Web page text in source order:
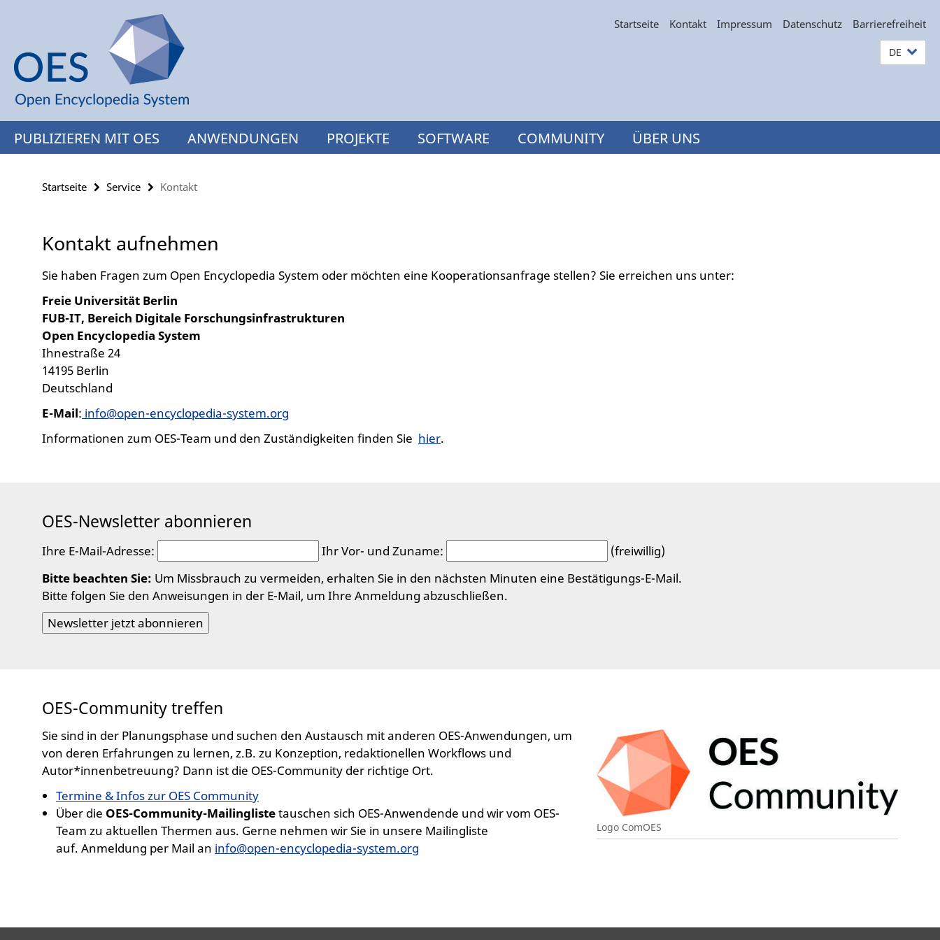
Inhalt
Startseite Kontakt Impressum Datenschutz Barrierefreiheit
DE
PUBLIZIEREN MIT OES ANWENDUNGEN PROJEKTE SOFTWARE COMMUNITY ÜBER UNS
Startseite Service Kontakt
Kontakt aufnehmen
Sie haben Fragen zum Open Encyclopedia System oder möchten eine Kooperationsanfrage stellen? Sie erreichen uns unter:
Freie Universität Berlin
FUB-IT, Bereich Digitale Forschungsinfrastrukturen
Open Encyclopedia System
Ihnestraße 24
14195 Berlin
Deutschland
E-Mail: info@open-encyclopedia-system.org
Informationen zum OES-Team und den Zuständigkeiten finden Sie hier.
OES-Newsletter abonnieren
Ihre E-Mail-Adresse: Ihr Vor- und Zuname:
(freiwillig)
Bitte beachten Sie: Um Missbrauch zu vermeiden, erhalten Sie in den nächsten Minuten eine Bestätigungs-E-Mail.
Bitte folgen Sie den Anweisungen in der E-Mail, um Ihre Anmeldung abzuschließen.
OES-Community treffen
Logo ComOES
Sie sind in der Planungsphase und suchen den Austausch mit anderen OES-Anwendungen, um
von deren Erfahrungen zu lernen, z.B. zu Konzeption, redaktionellen Workflows und
Autor*innenbetreuung? Dann ist die OES-Community der richtige Ort.
Termine & Infos zur OES Community
Über die OES-Community-Mailinglistetauschen sich OES-Anwendende und wir vom OES-
Team zu aktuellen Thermen aus. Gerne nehmen wir Sie in unsere Mailingliste
auf. Anmeldung per Mail an info@open-encyclopedia-system.org